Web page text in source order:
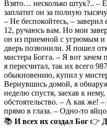
Взято… несколько штук?.. –
заплатит он за полную
– Не беспокойтесь, –
12, ручаюсь вам. Но мои
он из приемной с угрюмым и
дверь позвонили. Я пошел
мистера Богга. – Я вот зачем
я пересчитал, так их всего
обыкновению, купил у
Вернувшись домой, я
неделю спустя, заехав к
обстоятельство. – А как же!
прямо в глаза. – Одно-то
📚 И всех их создал Бог 👉